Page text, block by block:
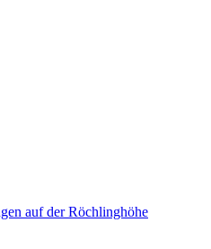
auf der Röchlinghöhe